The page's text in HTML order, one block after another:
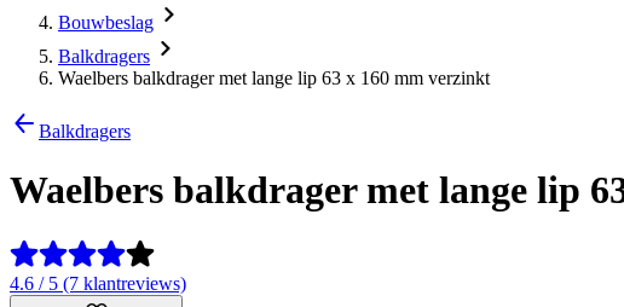
Bouwbeslag
Balkdragers
Waelbers balkdrager met lange lip 63 x 160 mm verzinkt
Balkdragers
Waelbers balkdrager met lange lip
4.6 / 5 (7 klantreviews)